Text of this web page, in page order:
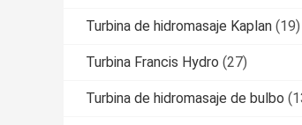
Turbina de hidromasaje Kaplan (19)
Turbina Francis Hydro (27)
Turbina de hidromasaje de bulbo